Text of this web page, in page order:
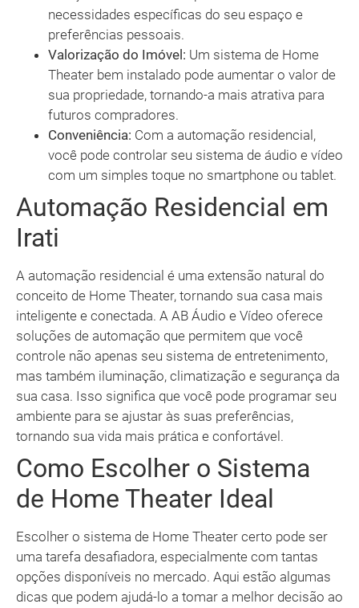
necessidades específicas do seu espaço e
preferências pessoais.
Valorização do Imóvel: Um sistema de Home
Theater bem instalado pode aumentar o valor de
sua propriedade, tornando-a mais atrativa para
futuros compradores.
Conveniência: Com a automação residencial,
você pode controlar seu sistema de áudio e vídeo
com um simples toque no smartphone ou tablet.
Automação Residencial em
Irati
A automação residencial é uma extensão natural do
conceito de Home Theater, tornando sua casa mais
inteligente e conectada. A AB Áudio e Vídeo oferece
soluções de automação que permitem que você
controle não apenas seu sistema de entretenimento,
mas também iluminação, climatização e segurança da
sua casa. Isso significa que você pode programar seu
ambiente para se ajustar às suas preferências,
tornando sua vida mais prática e confortável.
Como Escolher o Sistema
de Home Theater Ideal
Escolher o sistema de Home Theater certo pode ser
uma tarefa desafiadora, especialmente com tantas
opções disponíveis no mercado. Aqui estão algumas
dicas que podem ajudá-lo a tomar a melhor decisão ao